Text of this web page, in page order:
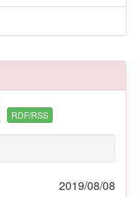
RDF/RSS
2019/08/08